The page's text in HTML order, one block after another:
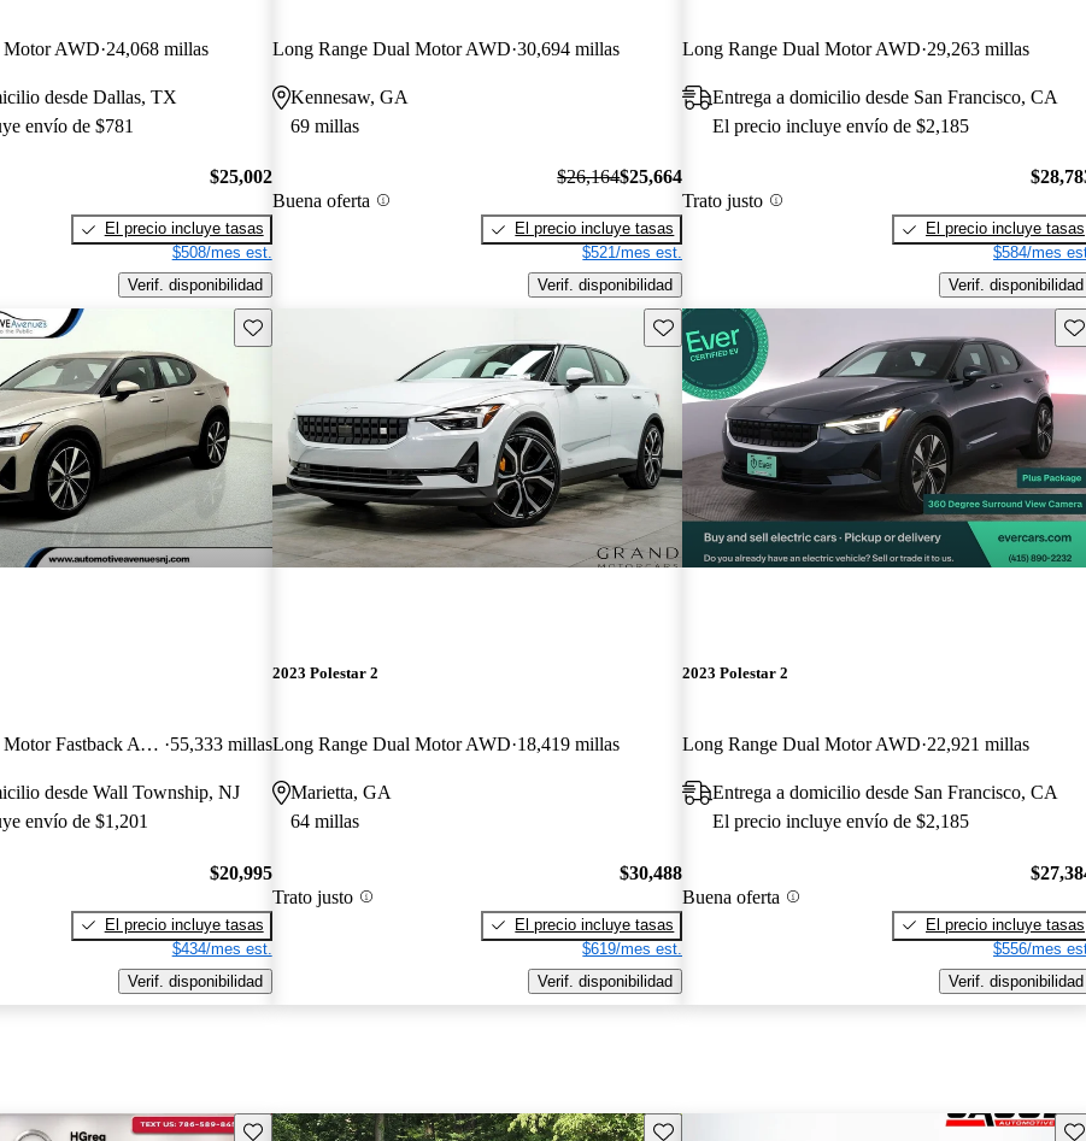
Motor AWD 24,068 millas
desde Dallas, TX
envío de $781
$25,002
El precio incluye tasas
$508/mes est.
Verif. disponibilidad
Long Range Dual Motor AWD 30,694 millas
Kennesaw, GA
69 millas
Buena oferta
$26,164$25,664
El precio incluye tasas
$521/mes est.
Verif. disponibilidad
Long Range Dual Motor AWD 29,263 millas
Entrega a domicilio desde San Francisco, CA
El precio incluye envío de $2,185
Trato justo
El precio incluye tasas
$584/mes
Verif. disponibilidad
Guarda este Aviso
Long Range Dual Motor Fastback AWD 55,333 millas
desde Wall Township, NJ
envío de $1,201
$20,995
El precio incluye tasas
$434/mes est.
Verif. disponibilidad
Guarda este Aviso
2023 Polestar 2
Long Range Dual Motor AWD 18,419 millas
Marietta, GA
64 millas
Trato justo
$30,488
El precio incluye tasas
$619/mes est.
Verif. disponibilidad
2023 Polestar 2
Long Range Dual Motor AWD 22,921 millas
Entrega a domicilio desde San Francisco, CA
El precio incluye envío de $2,185
Buena oferta
El precio incluye tasas
$556/mes
Verif. disponibilidad
Guarda este Aviso Guarda este Aviso